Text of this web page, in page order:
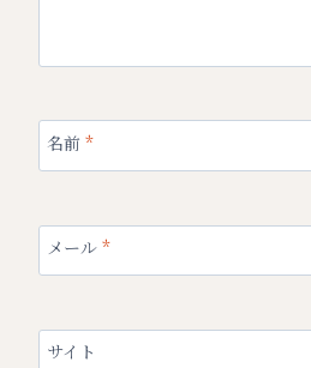
名前 *
メール *
サイト